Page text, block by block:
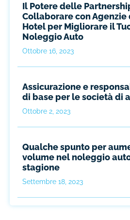
Il Potere delle
Collaborare con Agenzie
Hotel per Migliorare il
Noleggio Auto
Ottobre 16, 2023
Assicurazione e
di base per le società di
Ottobre 2, 2023
Qualche spunto per
volume nel noleggio
stagione
Settembre 18, 2023